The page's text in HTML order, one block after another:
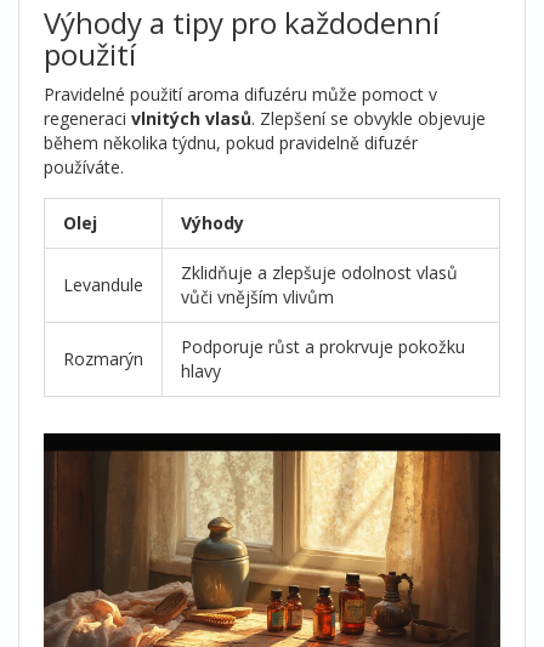
Výhody a tipy pro každodenní
použití
Pravidelné použití aroma difuzéru může pomoct v
regeneraci vlnitých vlasů. Zlepšení se obvykle objevuje
během několika týdnu, pokud pravidelně difuzér
používáte.
Olej Výhody
Levandule
Zklidňuje a zlepšuje odolnost vlasů
vůči vnějším vlivům
Rozmarýn
Podporuje růst a prokrvuje pokožku
hlavy